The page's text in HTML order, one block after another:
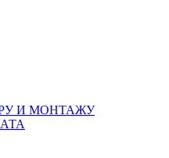
И МОНТАЖУ